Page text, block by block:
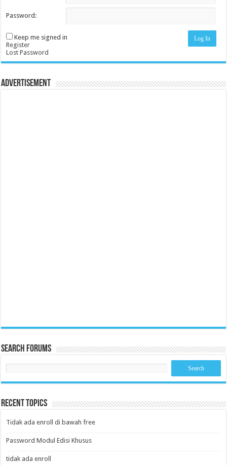
Password:
Keep me signed in Log In
Register
Lost Password
Advertisement
Search Forums
Recent Topics
Tidak ada enroll di bawah free
Password Modul Edisi Khusus
tidak ada enroll